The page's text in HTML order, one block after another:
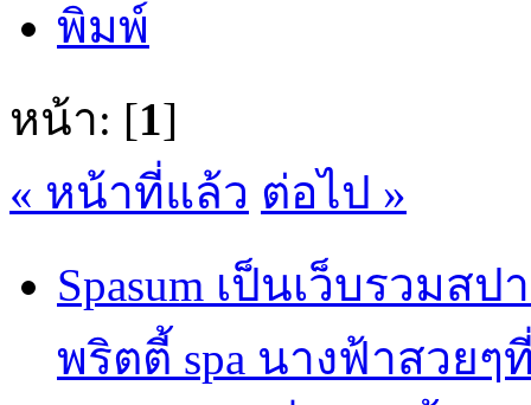
พิมพ์
หน้า: [1]
« หน้าที่แล้ว ต่อไป »
Spasum เป็นเว็บรวม
พริตตี้ spa นางฟ้าสวย